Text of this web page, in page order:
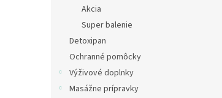
Akcia
Super balenie
Detoxipan
Ochranné pomôcky
Výživové doplnky
Masážne prípravky